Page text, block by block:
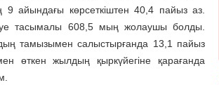
9 айындағы көрсеткіштен 40,4 пайыз аз.
тасымалы 608,5 мың жолаушы болды.
тамызымен салыстырғанда 13,1 пайыз
өткен жылдың қыркүйегіне қарағанда